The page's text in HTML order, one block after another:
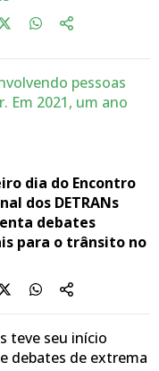
pessoas
Em 2021, um ano
dia do Encontro
dos DETRANs
debates
para o trânsito no
teve seu início
debates de extrema